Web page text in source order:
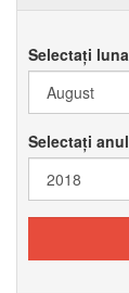
Selectați luna
Selectați anul